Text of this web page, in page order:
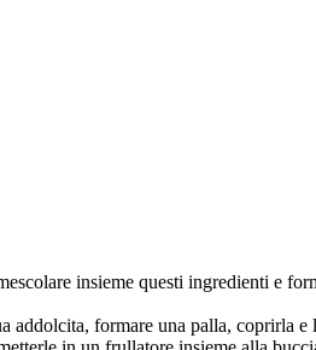
insieme questi ingredienti e
addolcita, formare una palla, coprirla